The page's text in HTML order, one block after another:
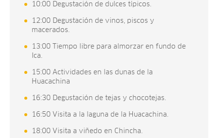
10:00 Degustación de dulces típicos.
12:00 Degustación de vinos, piscos y
macerados.
13:00 Tiempo libre para almorzar en fundo de
Ica.
15:00 Actividades en las dunas de la
Huacachina
16:30 Degustación de tejas y chocotejas.
16:50 Visita a la laguna de la Huacachina.
18:00 Visita a viñedo en Chincha.